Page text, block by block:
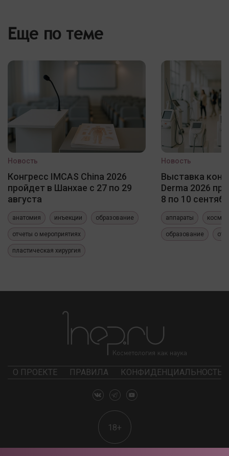
Еще по теме
Новость
Конгресс IMCAS China 2026
пройдет в Шанхае с 27 по 29
августа
анатомия инъекции образование
отчеты о мероприятиях
пластическая хирургия
Новость
Выставка
Derma 2026
8 по 10
аппараты
образование
О ПРОЕКТЕ ПРАВИЛА КОНФИДЕНЦИАЛЬНОСТЬ
18+